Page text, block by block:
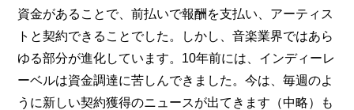
資金があることで、前払いで報酬を支払い、アーティス
トと契約できることでした。しかし、音楽業界ではあら
ゆる部分が進化しています。10年前には、インディーレ
ーベルは資金調達に苦しんできました。今は、毎週のよ
うに新しい契約獲得のニュースが出てきます（中略）も